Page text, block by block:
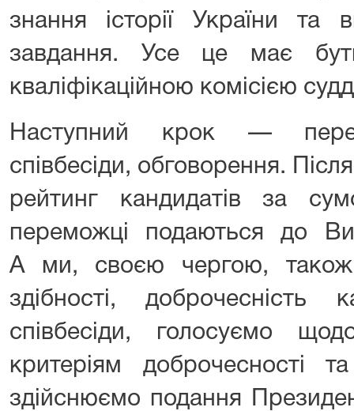
знання історії України та
завдання. Усе це має
кваліфікаційною комісією
Наступний крок —
співбесіди, обговорення.
рейтинг кандидатів за
переможці подаються до
А ми, своєю чергою, також
здібності, доброчесність
співбесіди, голосуємо
критеріям доброчесності
здійснюємо подання